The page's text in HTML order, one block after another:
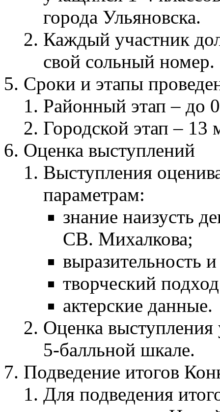
города Ульяновска.
Каждый участник
свой сольный номер.
Сроки и этапы
Районный этап – до
Городской этап – 13
Оценка выступлений
Выступления
параметрам:
знание наизусть
СВ. Михалкова;
выразительность
творческий
актерские данные.
Оценка выступления
5-балльной шкале.
Подведение итогов
Для подведения